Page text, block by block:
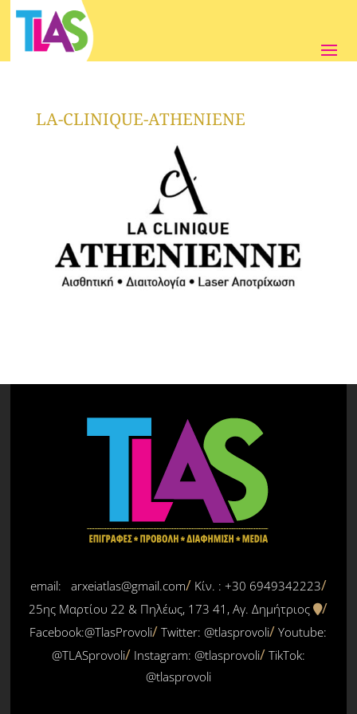
LA-CLINIQUE-ATHENIENE
email: arxeiatlas@gmail.com
Κίν. : +30 6949342223
25ης Μαρτίου 22 & Πηλέως, 173 41, Αγ. Δημήτριος
Facebook:@TlasProvoli Twitter:@tlasprovoli Youtube:
@TLASprovoli
Instagram: @tlasprovoli TikTok:
@tlasprovoli